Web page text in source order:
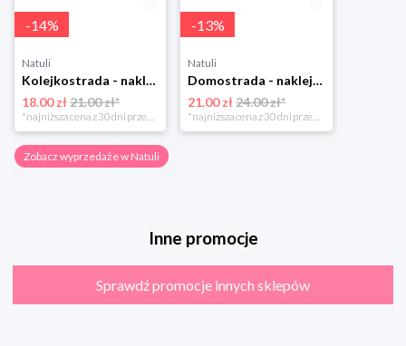
-14%
Natuli
Kolejkostrada - naklejaj tory Zuzutoys
18.00 zł21.00 zł*
*najniższa cena z 30 dni przed obniżką
-13%
Natuli
Domostrada - naklejaj ulice Zuzutoys
21.00 zł 24.00 zł*
*najniższa cena z 30 dni przed obniżką
Zobacz wyprzedaże w Natuli
Inne promocje
Sprawdź promocje innych sklepów